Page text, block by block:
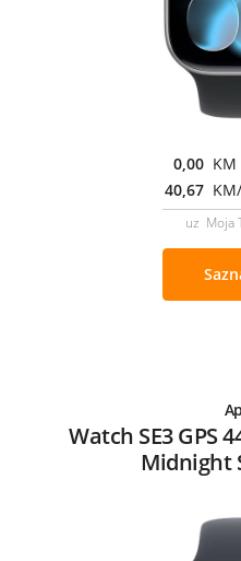
0,00
40,67
uz Moja
Watch SE3 GPS
Midnight